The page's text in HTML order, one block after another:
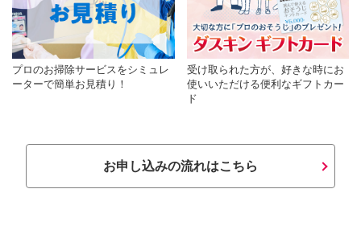
プロのお掃除サービスをシミュレ
ーターで簡単お見積り！
受け取られた方が、好きな時にお
使いいただける便利なギフトカー
ド
お申し込みの流れはこちら